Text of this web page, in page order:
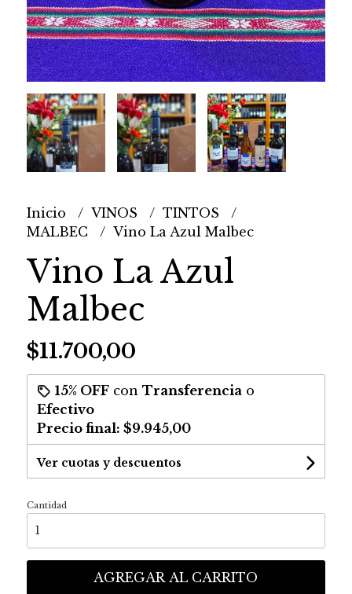
Inicio VINOS
TINTOS
MALBEC
Vino La Azul Malbec
Vino La Azul
Malbec
$11.700,00
15% OFFcon Transferencia o
Efectivo
Precio final: $9.945,00
Ver cuotas y descuentos
Cantidad
AGREGAR AL CARRITO